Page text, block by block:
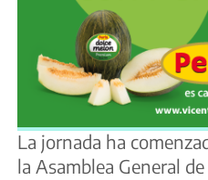
La jornada ha
la Asamblea General